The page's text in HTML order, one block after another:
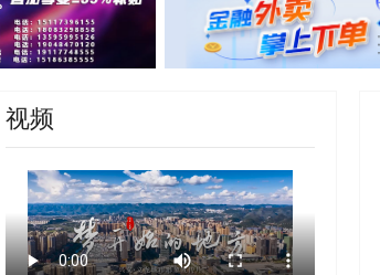
视频